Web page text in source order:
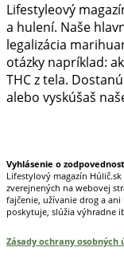
Lifestyleový
a hulení. Naše
legalizácia
otázky napríklad:
THC z tela.
alebo vyskúšaš
Vyhlásenie o
Lifestylový magazín
zverejnených na webovej
fajčenie, užívanie drog a
poskytuje, slúžia výhradne
Zásady ochrany osobných